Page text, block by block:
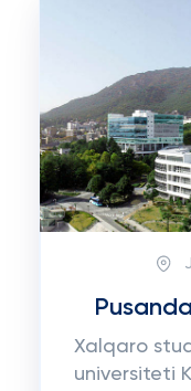
Xalqaro
universiteti